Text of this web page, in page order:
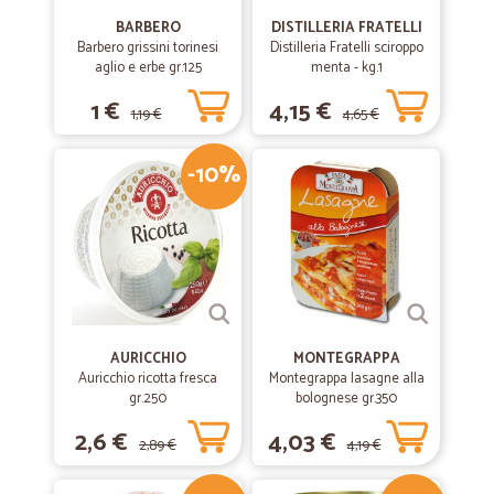
07/04/2020
—Paolo V.
Velocità di consegna e merce consegnata…
Velocità di consegna e merce consegnata imballallata molto bene.
—Paolo P.
Veloci, precisi
08/03/2020
—Vanessa C.
eccellente,come prodotti,come…
eccellente,come prodotti,come imballaggio e come
tempistiche!!consigliatissimi
23/01/2020
—Pietro R.
Prima esperienza positivissima
BARBERO
Barbero grissini torinesi
aglio e erbe gr.125
1 € 1,19 €
DISTILLERIA FRATELLI
Distilleria Fratelli sciroppo
menta - kg.1
4,15 € 4,65 €
-10%
AURICCHIO
Auricchio ricotta fresca
gr.250
2,6 € 2,89 €
MONTEGRAPPA
Montegrappa lasagne alla
bolognese gr.350
4,03 € 4,19 €